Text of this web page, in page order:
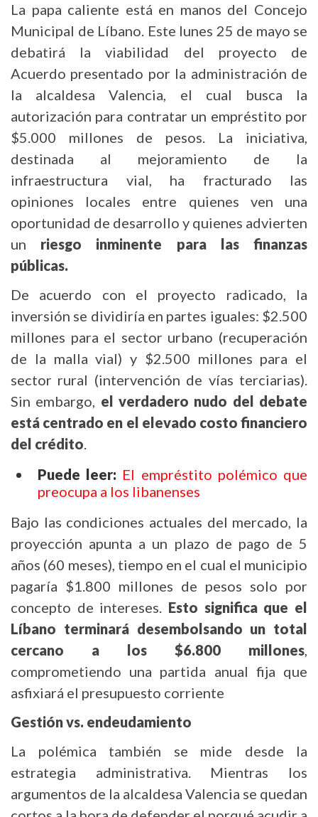
La papa caliente está en manos del Concejo
Municipal de Líbano. Este lunes 25 de mayo se
debatirá la viabilidad del proyecto de
Acuerdo presentado por la administración de
la alcaldesa Valencia, el cual busca la
autorización para contratar un empréstito por
$5.000 millones de pesos. La iniciativa,
destinada al mejoramiento de la
infraestructura vial, ha fracturado las
opiniones locales entre quienes ven una
oportunidad de desarrollo y quienes advierten
un riesgo inminente para las finanzas
públicas.
De acuerdo con el proyecto radicado, la
inversión se dividiría en partes iguales: $2.500
millones para el sector urbano (recuperación
de la malla vial) y $2.500 millones para el
sector rural (intervención de vías terciarias).
Sin embargo, el verdadero nudo del debate
está centrado en el elevado costo financiero
del crédito.
Puede leer: El empréstito polémico que
preocupa a los libanenses
Bajo las condiciones actuales del mercado, la
proyección apunta a un plazo de pago de 5
años (60 meses), tiempo en el cual el municipio
pagaría $1.800 millones de pesos solo por
concepto de intereses. Esto significa que el
Líbano terminará desembolsando un total
cercano a los $6.800 millones,
comprometiendo una partida anual fija que
asfixiará el presupuesto corriente
Gestión vs. endeudamiento
La polémica también se mide desde la
estrategia administrativa. Mientras los
argumentos de la alcaldesa Valencia se quedan